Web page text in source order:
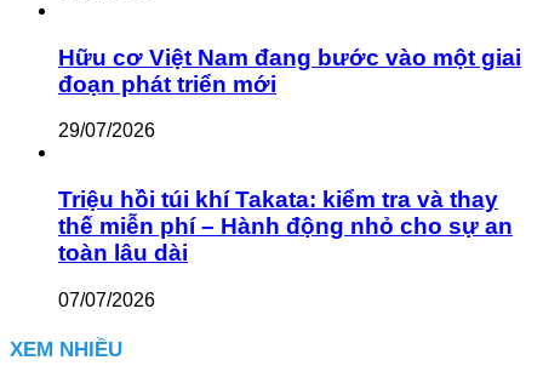
Hữu cơ Việt Nam đang bước vào một giai
đoạn phát triển mới
29/07/2026
Triệu hồi túi khí Takata: kiểm tra và thay
thế miễn phí – Hành động nhỏ cho sự an
toàn lâu dài
07/07/2026
XEM NHIỀU